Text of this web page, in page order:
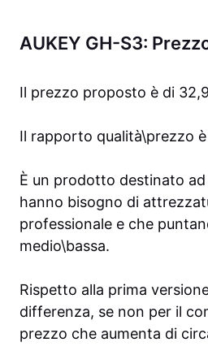
AUKEY GH-S3:
Il prezzo proposto è di
Il rapporto qualità\prezzo
È un prodotto destinato
hanno bisogno di
professionale e che
medio\bassa.
Rispetto alla prima
differenza, se non per il
prezzo che aumenta di